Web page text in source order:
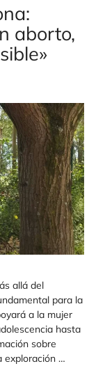
aborto,
allá del
para la
a la mujer
hasta
sobre
exploración …